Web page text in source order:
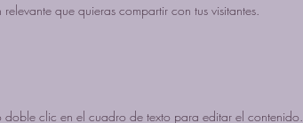
que quieras compartir con tus visitantes.
doble clic en el cuadro de texto para editar el contenido.